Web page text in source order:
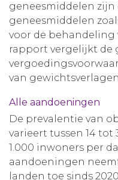
geneesmiddelen
geneesmiddelen
voor de behandeling
rapport vergelijkt de
van
Alle aandoeningen
De prevalentie van
varieert tussen 14 tot
1.000 inwoners per
aandoeningen
landen toe sinds